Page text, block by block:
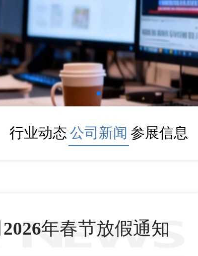
行业动态 公司新闻 参展信息
年春节放假通知